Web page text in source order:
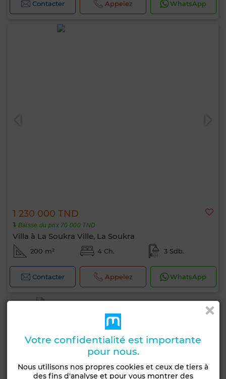
Contacter Appelez WhatsApp
1 230 000 TND
Baisse du prix 70 000 TND
Villa à La Soukra Ville, La Soukra
200 m² 4 Ch. 3 Sdb.
Contacter Appelez WhatsApp
Votre confidentialité est importante
pour nous.
Nous utilisons nos propres cookies et ceux de tiers à
des fins d'analyse et pour vous montrer des